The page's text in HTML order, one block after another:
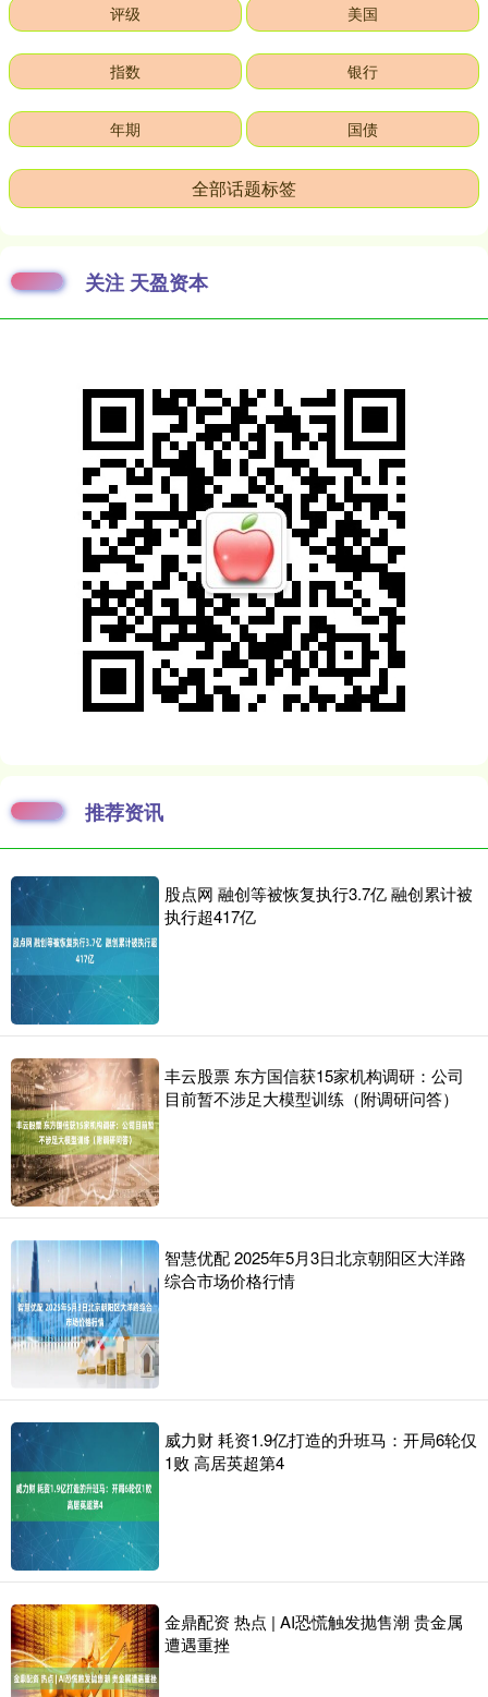
评级 美国
指数 银行
年期 国债
全部话题标签
关注 天盈资本
推荐资讯
股点网 融创等被恢复执行3.7亿 融创累计被
执行超417亿
丰云股票 东方国信获15家机构调研：公司
目前暂不涉足大模型训练（附调研问答）
智慧优配 2025年5月3日北京朝阳区大洋路
综合市场价格行情
威力财 耗资1.9亿打造的升班马：开局6轮仅
1败 高居英超第4
金鼎配资 热点 | AI恐慌触发抛售潮 贵金属
遭遇重挫